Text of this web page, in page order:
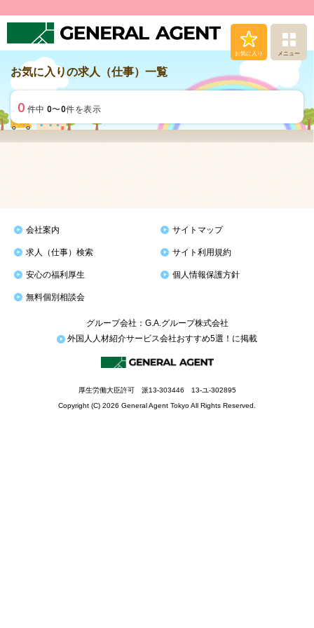
お気に入り メニュー
求人（仕事）検索
安心の福利厚生
お気に入りの求人（仕事）一覧
0 件中0〜0件を表示
会社案内 サイトマップ
求人（仕事）検索 サイト利用規約
安心の福利厚生 個人情報保護方針
無料個別相談会
グループ会社：G.A.グループ株式会社
外国人人材紹介サービス会社おすすめ5選！に掲載
厚生労働大臣許可 派13-303446 13-ユ-302895
Copyright (C) 2026 General Agent Tokyo All Rights Reserved.